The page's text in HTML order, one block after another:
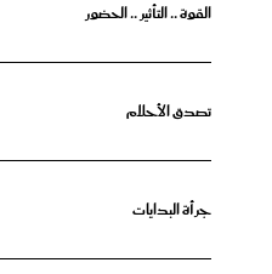
القوة .. التأثير .. الحضور
تصدق الأحلام
جرأة البدايات